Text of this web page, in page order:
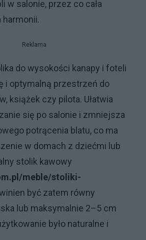
w salonie, przez co cała
harmonii.
Reklama
do wysokości kanapy i foteli
i optymalną przestrzeń do
książek czy pilota. Ułatwia
się po salonie i zmniejsza
potrącenia blatu, co ma
w domach z dziećmi lub
stolik kawowy
meble/stoliki-
być zatem równy
lub maksymalnie 2–5 cm
było naturalne i